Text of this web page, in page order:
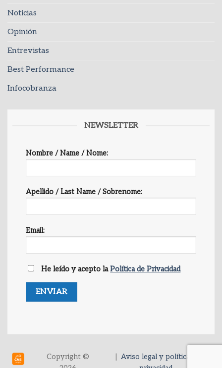
Noticias
Opinión
Entrevistas
Best Performance
Infocobranza
NEWSLETTER
Nombre / Name / Nome:
Apellido / Last Name / Sobrenome:
Email:
He leído y acepto laPolítica de Privacidad
Copyright ©
|Aviso legal y política de